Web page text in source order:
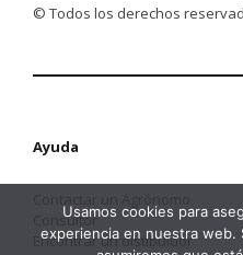
© Todos los derechos
Ayuda
Consultor
Encontrar un distibuidor
Usamos cookies para
experiencia en nuestra web.